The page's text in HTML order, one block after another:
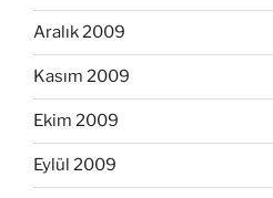
Aralık 2009
Kasım 2009
Ekim 2009
Eylül 2009